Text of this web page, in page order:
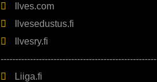
Ilves.com
Ilvesedustus.fi
Ilvesry.fi
-----------------------------------------------------
Liiga.fi